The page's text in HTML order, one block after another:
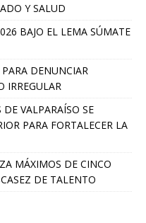
Y SALUD
BAJO EL LEMA SÚMATE
DENUNCIAR
IRREGULAR
VALPARAÍSO SE
PARA FORTALECER LA
MÁXIMOS DE CINCO
DE TALENTO